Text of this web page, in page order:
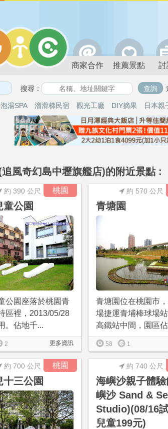
商家合作 推薦景點 討
搜尋：
湯SPA 溜滑梯民宿 觀光工廠 DIY摘果 日本親
風奇幻島中壢旗艦店)的附近景點 :
桃園
約 390 公尺
童公園
公園座落於桃園青
區裡，2013/05/28
。佔地千...
更多資訊
2
約 570 公尺
青塘園
青塘園位在桃園市
場捷運青埔棒球場
高鐵站中間，園區
58 1
桃園
約 700 公尺
十三公園
約 740 公尺
海嶼沙親子體
嶼沙 Sand &
Studio)(08/16
兒童199元)